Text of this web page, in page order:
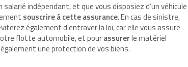
indépendant, et que vous disposiez d’un véhicule
souscrire à cette assurance. En cas de sinistre,
également d’entraver la loi, car elle vous assure
flotte automobile, et pourassurerle matériel
une protection de vos biens.